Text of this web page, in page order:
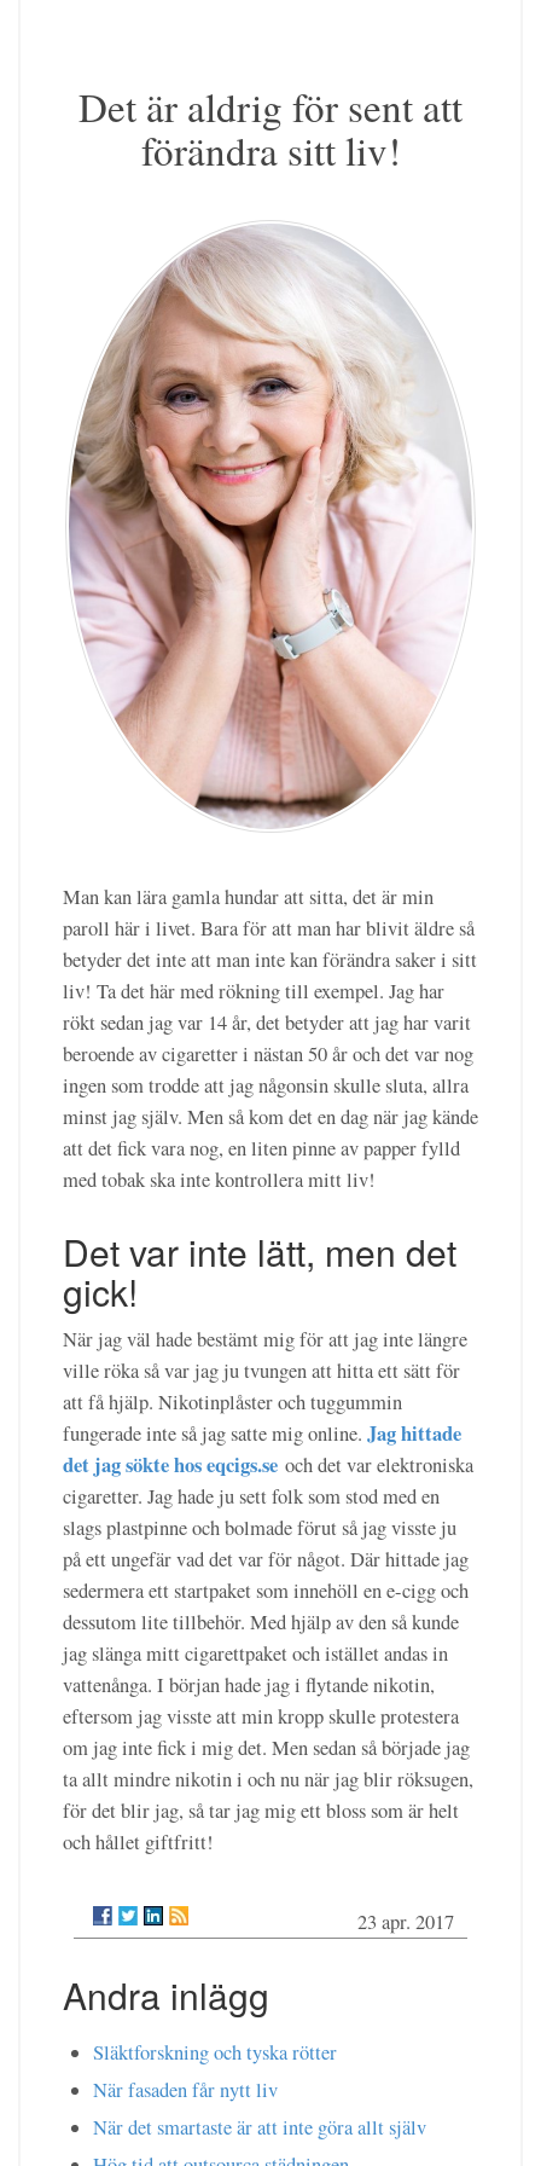
Det är aldrig för sent att
förändra sitt liv!
Man kan lära gamla hundar att sitta, det är min
paroll här i livet. Bara för att man har blivit äldre så
betyder det inte att man inte kan förändra saker i sitt
liv! Ta det här med rökning till exempel. Jag har
rökt sedan jag var 14 år, det betyder att jag har varit
beroende av cigaretter i nästan 50 år och det var nog
ingen som trodde att jag någonsin skulle sluta, allra
minst jag själv. Men så kom det en dag när jag kände
att det fick vara nog, en liten pinne av papper fylld
med tobak ska inte kontrollera mitt liv!
Det var inte lätt, men det
gick!
När jag väl hade bestämt mig för att jag inte längre
ville röka så var jag ju tvungen att hitta ett sätt för
att få hjälp. Nikotinplåster och tuggummin
fungerade inte så jag satte mig online. Jag hittade
det jag sökte hos eqcigs.se och det var elektroniska
cigaretter. Jag hade ju sett folk som stod med en
slags plastpinne och bolmade förut så jag visste ju
på ett ungefär vad det var för något. Där hittade jag
sedermera ett startpaket som innehöll en e-cigg och
dessutom lite tillbehör. Med hjälp av den så kunde
jag slänga mitt cigarettpaket och istället andas in
vattenånga. I början hade jag i flytande nikotin,
eftersom jag visste att min kropp skulle protestera
om jag inte fick i mig det. Men sedan så började jag
ta allt mindre nikotin i och nu när jag blir röksugen,
för det blir jag, så tar jag mig ett bloss som är helt
och hållet giftfritt!
23 apr. 2017
Andra inlägg
Släktforskning och tyska rötter
När fasaden får nytt liv
När det smartaste är att inte göra allt själv